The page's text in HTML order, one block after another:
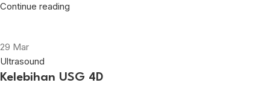
Continue reading
29 Mar
Ultrasound
Kelebihan USG 4D